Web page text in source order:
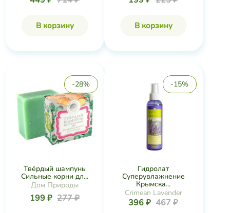
В корзину В корзину
-28%
Твёрдый шампунь
Сильные корни дл...
Дом Природы
199 ₽ 277 ₽
-15%
Гидролат
Суперувлажнение
Крымска...
Crimean Lavender
396 ₽ 467 ₽